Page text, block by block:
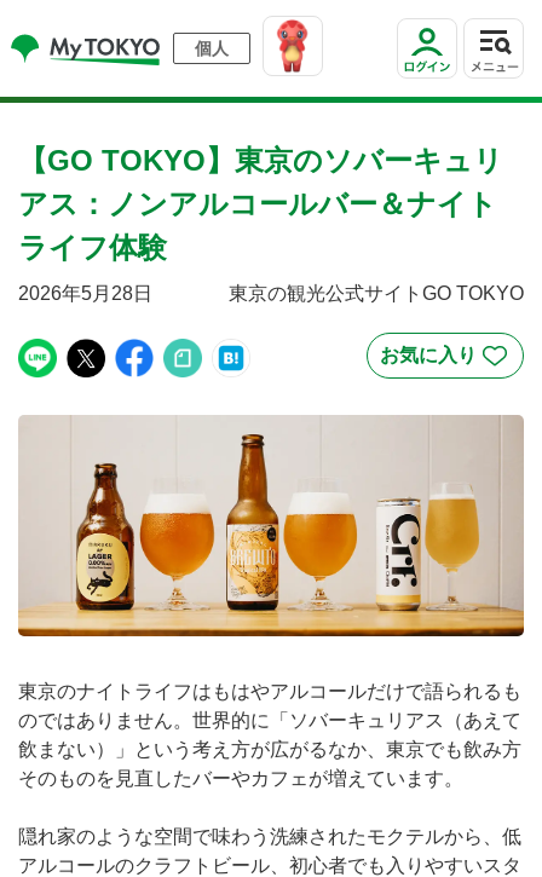
個人
【GO TOKYO】東京のソバーキュリ
アス：ノンアルコールバー＆ナイト
ライフ体験
2026年5月28日 東京の観光公式サイトGO TOKYO
東京のナイトライフはもはやアルコールだけで語られるも
のではありません。世界的に「ソバーキュリアス（あえて
飲まない）」という考え方が広がるなか、東京でも飲み方
そのものを見直したバーやカフェが増えています。
隠れ家のような空間で味わう洗練されたモクテルから、低
アルコールのクラフトビール、初心者でも入りやすいスタ